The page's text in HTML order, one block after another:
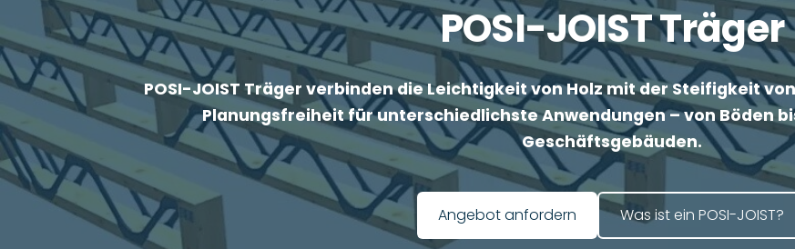
POSI-JOIST Träger
POSI-JOIST Träger verbinden die Leichtigkeit von Holz mit der Steifigkeit
Planungsfreiheit für unterschiedlichste Anwendungen – von Böden
Geschäftsgebäuden.
​Angebot anfordern​ ​Was ist ein POSI-JOIST?​